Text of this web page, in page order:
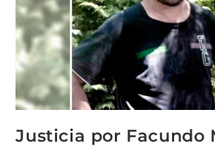
Justicia por Facundo